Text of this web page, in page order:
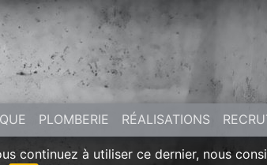
PLOMBERIE RÉALISATIONS
continuez à utiliser ce dernier, nous